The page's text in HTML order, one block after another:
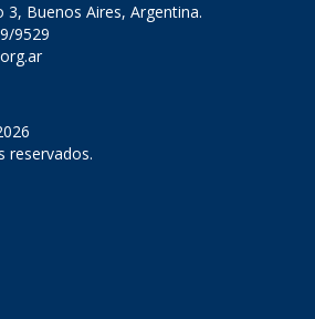
3, Buenos Aires, Argentina.
9529
reservados.